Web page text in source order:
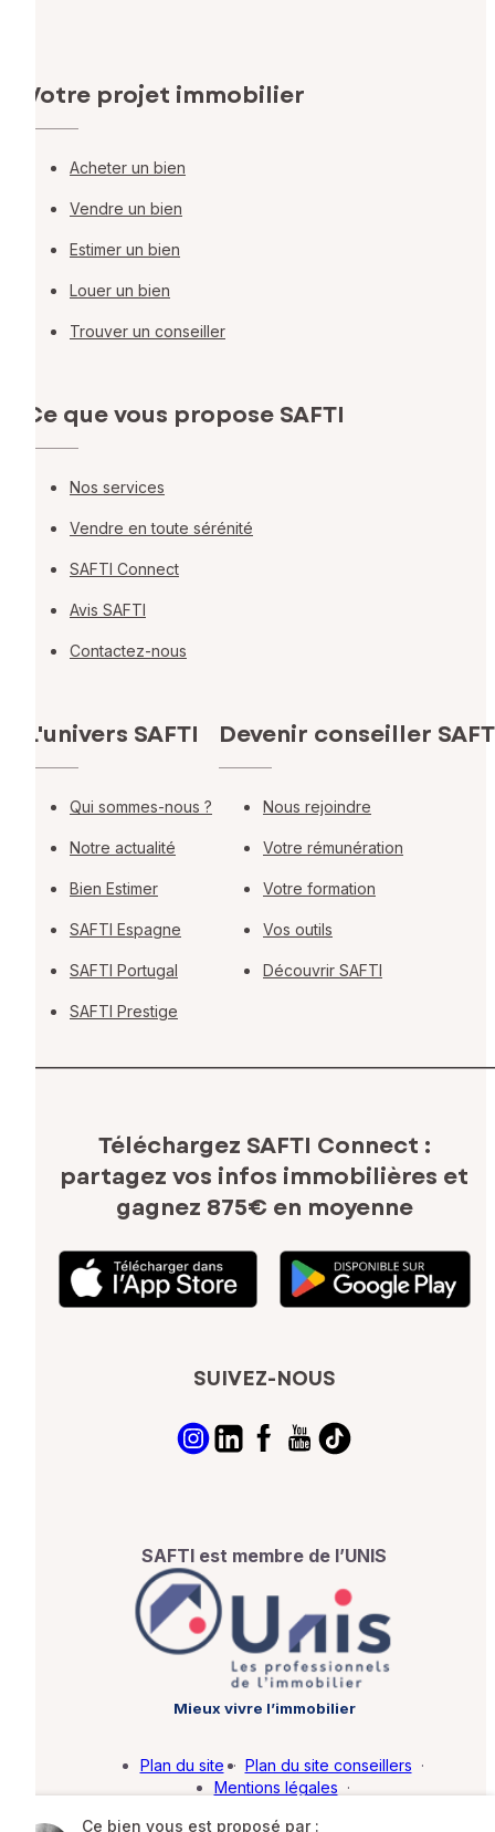
Ce bien vous est proposé par :
Votre projet immobilier
Acheter un bien
Vendre un bien
Estimer un bien
Louer un bien
Trouver un conseiller
Ce que vous propose SAFTI
Nos services
Vendre en toute sérénité
SAFTI Connect
Avis SAFTI
Contactez-nous
L'univers SAFTI
Qui sommes-nous ?
Notre actualité
Bien Estimer
SAFTI Espagne
SAFTI Portugal
SAFTI Prestige
Devenir conseiller
Nous rejoindre
Votre rémunération
Votre formation
Vos outils
Découvrir SAFTI
Téléchargez SAFTI Connect :
partagez vos infos immobilières et
gagnez 875€ en moyenne
SUIVEZ-NOUS
SAFTI est membre de l’UNIS
Mieux vivre l’immobilier
Plan du site · Plan du site conseillers ·
Mentions légales ·